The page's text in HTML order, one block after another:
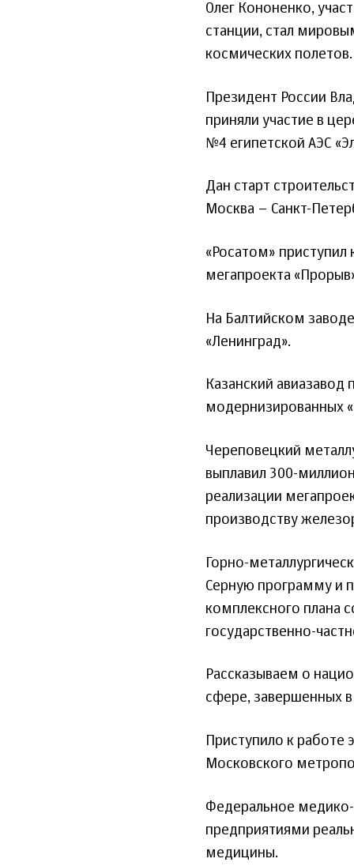
Олег Кононенко,
станции, стал
космических полетов.
Президент России
приняли участие в
№4 египетской АЭС
Дан старт
Москва – Санкт-
«Росатом» приступил
мегапроекта
На Балтийском
«Ленинград».
Казанский
модернизированных
Череповецкий
выплавил 300-
реализации
производству
Горно-
Серную программу и
комплексного плана
государственно-
Рассказываем о
сфере, завершенных в
Приступило к
Московского
Федеральное
предприятиями
медицины.